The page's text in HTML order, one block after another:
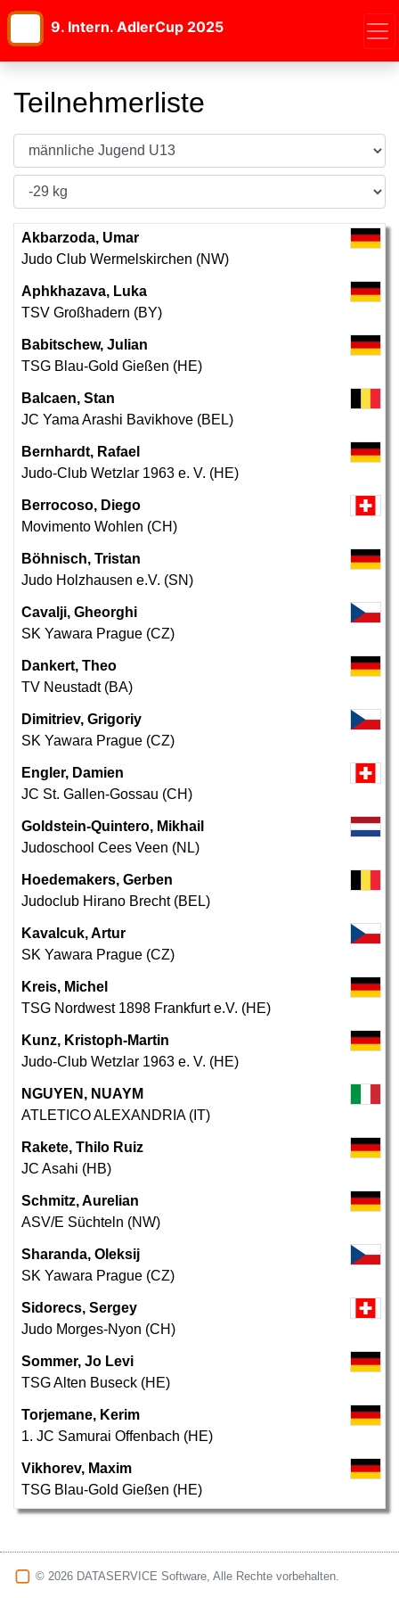
9. Intern. AdlerCup 2025
Teilnehmerliste
Akbarzoda, Umar
Judo Club Wermelskirchen (NW)
Aphkhazava, Luka
TSV Großhadern (BY)
Babitschew, Julian
TSG Blau-Gold Gießen (HE)
Balcaen, Stan
JC Yama Arashi Bavikhove (BEL)
Bernhardt, Rafael
Judo-Club Wetzlar 1963 e. V. (HE)
Berrocoso, Diego
Movimento Wohlen (CH)
Böhnisch, Tristan
Judo Holzhausen e.V. (SN)
Cavalji, Gheorghi
SK Yawara Prague (CZ)
Dankert, Theo
TV Neustadt (BA)
Dimitriev, Grigoriy
SK Yawara Prague (CZ)
Engler, Damien
JC St. Gallen-Gossau (CH)
Goldstein-Quintero, Mikhail
Judoschool Cees Veen (NL)
Hoedemakers, Gerben
Judoclub Hirano Brecht (BEL)
Kavalcuk, Artur
SK Yawara Prague (CZ)
Kreis, Michel
TSG Nordwest 1898 Frankfurt e.V. (HE)
Kunz, Kristoph-Martin
Judo-Club Wetzlar 1963 e. V. (HE)
NGUYEN, NUAYM
ATLETICO ALEXANDRIA (IT)
Rakete, Thilo Ruiz
JC Asahi (HB)
Schmitz, Aurelian
ASV/E Süchteln (NW)
Sharanda, Oleksij
SK Yawara Prague (CZ)
Sidorecs, Sergey
Judo Morges-Nyon (CH)
Sommer, Jo Levi
TSG Alten Buseck (HE)
Torjemane, Kerim
1. JC Samurai Offenbach (HE)
Vikhorev, Maxim
TSG Blau-Gold Gießen (HE)
© 2026 DATASERVICE Software, Alle Rechte vorbehalten.